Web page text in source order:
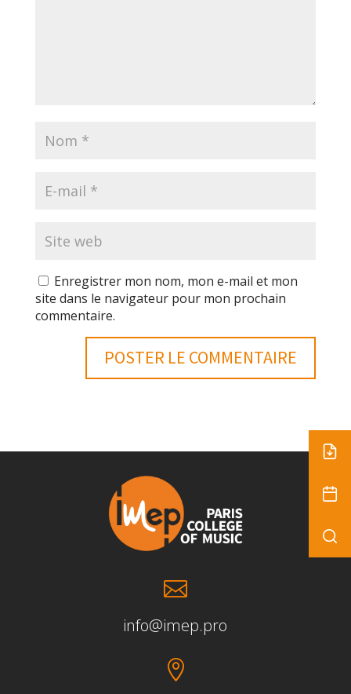
Enregistrer mon nom, mon e-mail et mon
site dans le navigateur pour mon prochain
commentaire.

info@imep.pro
